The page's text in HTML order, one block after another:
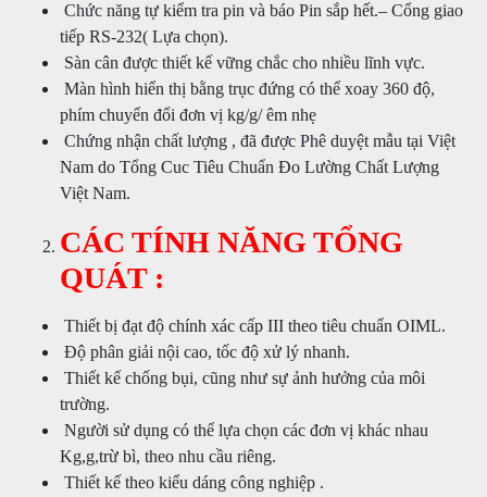
Chức năng tự kiểm tra pin và báo Pin sắp hết.– Cổng giao
tiếp RS-232( Lựa chọn).
Sàn cân được thiết kế vững chắc cho nhiều lĩnh vực.
Màn hình hiển thị bằng trục đứng có thể xoay 360 độ,
phím chuyển đổi đơn vị kg/g/ êm nhẹ
Chứng nhận chất lượng , đã được Phê duyệt mẫu tại Việt
Nam do Tổng Cuc Tiêu Chuẩn Đo Lường Chất Lượng
Việt Nam.
CÁC TÍNH NĂNG TỔNG
QUÁT :
Thiết bị đạt độ chính xác cấp III theo tiêu chuẩn OIML.
Độ phân giải nội cao, tốc độ xử lý nhanh.
Thiết kế chống bụi, cũng như sự ảnh hưởng của môi
trường.
Người sử dụng có thể lựa chọn các đơn vị khác nhau
Kg,g,trừ bì, theo nhu cầu riêng.
Thiết kế theo kiểu dáng công nghiệp .